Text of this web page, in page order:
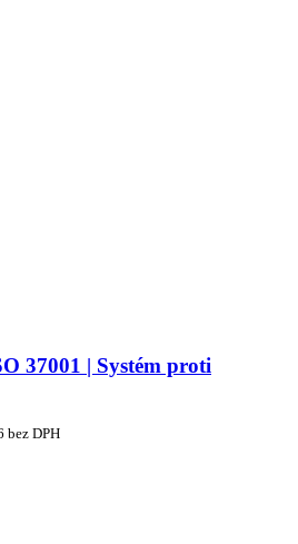
37001 | Systém proti
bez DPH